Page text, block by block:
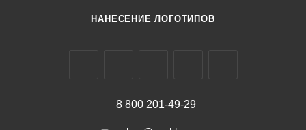
НАНЕСЕНИЕ ЛОГОТИПОВ
8 800 201-49-29